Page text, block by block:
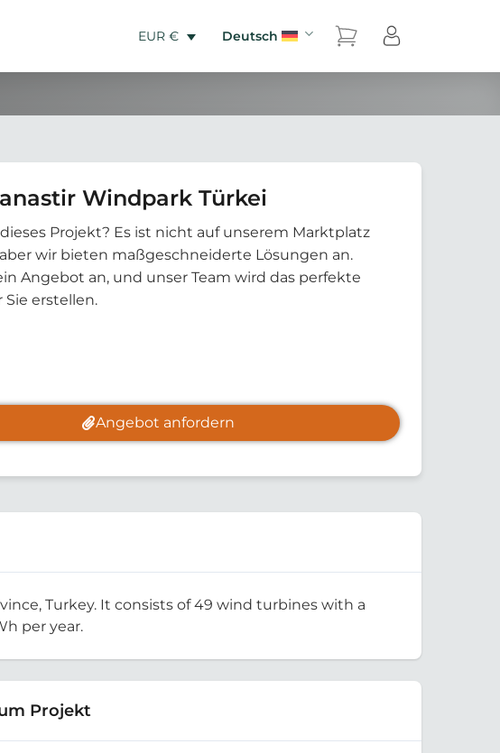
EUR € Deutsch
Windpark Türkei
Projekt? Es ist nicht auf unserem Marktplatz
wir bieten maßgeschneiderte Lösungen an.
Angebot an, und unser Team wird das perfekte
erstellen.
Angebot anfordern
Turkey. It consists of 49 wind turbines with a
per year.
Projekt